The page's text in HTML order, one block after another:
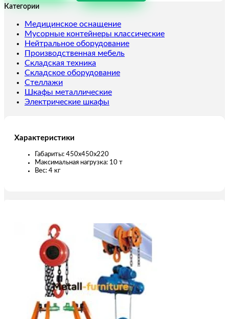
TOR
16
10т,
4-
16
мм
Категории
Медицинское оснащение
Мусорные контейнеры классические
Нейтральное оборудование
Производственная мебель
Складская техника
Складское оборудование
Стеллажи
Шкафы металлические
Электрические шкафы
Характеристики
Габариты: 450х450х220
Максимальная нагрузка: 10 т
Вес: 4 кг